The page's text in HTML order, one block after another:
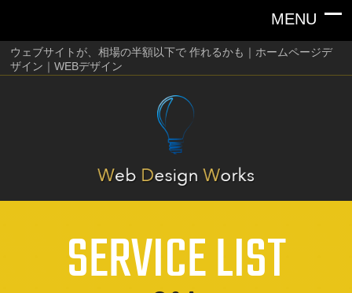
ウェブサイトが、相場の半額以下で 作れるかも｜ホームページデ
ザイン｜WEBデザイン
SERVICE LIST